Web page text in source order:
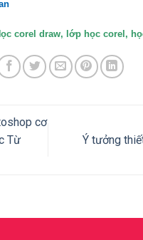
corel draw, lớp học corel,
cơ
Từ
Ý tưởng